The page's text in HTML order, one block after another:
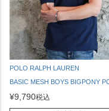
POLO RALPH LAUREN
BASIC MESH BOYS BIGPONY
¥9,790税込